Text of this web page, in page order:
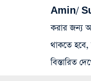
Amin/
করার জন্য
থাকতে
বিস্তারিত